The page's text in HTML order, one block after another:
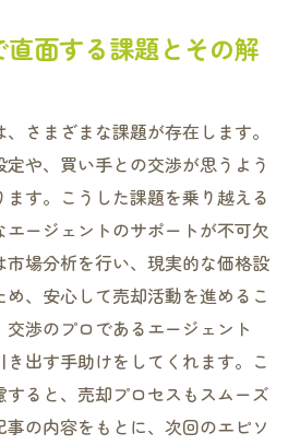
面する課題とその解
さまざまな課題が存在します。
や、買い手との交渉が思うよう
す。こうした課題を乗り越える
エージェントのサポートが不可欠
場分析を行い、現実的な価格設
、安心して売却活動を進めるこ
渉のプロであるエージェント
出す手助けをしてくれます。こ
ると、売却プロセスもスムーズ
の内容をもとに、次回のエピソ